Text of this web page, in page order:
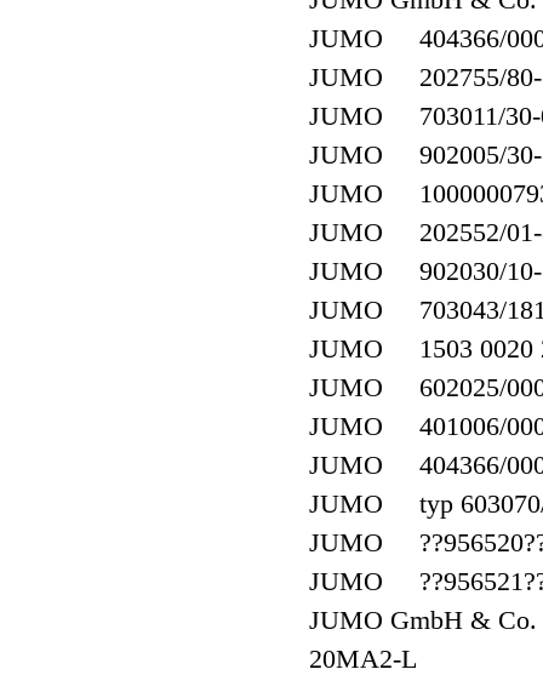
JUMO 404366/
JUMO 202755/80-
JUMO 703011/30-
JUMO 902005/30-
JUMO
JUMO 202552/01-
JUMO 902030/10-
JUMO 703043/
JUMO 1503 0020
JUMO 602025/
JUMO 401006/
JUMO 404366/000
JUMO typ 603070/
JUMO
JUMO
JUMO GmbH & Co.
20MA2-L